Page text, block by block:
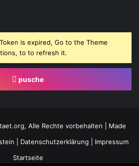
is expired, Go to the Theme
to to refresh it.
pusche
Alle Rechte vorbehalten | Made
| Datenschutzerklärung
Impressum
Startseite